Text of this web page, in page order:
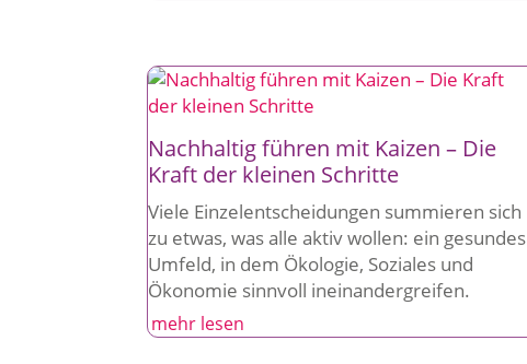
Nachhaltig führen mit Kaizen – Die
Kraft der kleinen Schritte
Viele Einzelentscheidungen summieren sich
zu etwas, was alle aktiv wollen: ein gesundes
Umfeld, in dem Ökologie, Soziales und
Ökonomie sinnvoll ineinandergreifen.
mehr lesen